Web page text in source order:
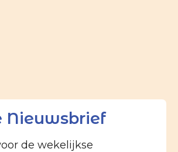
Nieuwsbrief
de wekelijkse